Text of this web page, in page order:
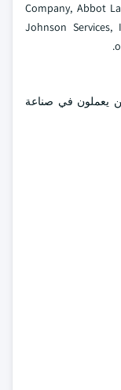
Company, Abbot
Johnson
يعملون في صناعة